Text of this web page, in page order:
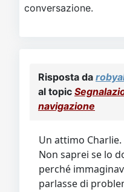
conversazione.
Risposta da
al topic
navigazione
Un attimo Charlie.
Non saprei se lo
perché
parlasse di